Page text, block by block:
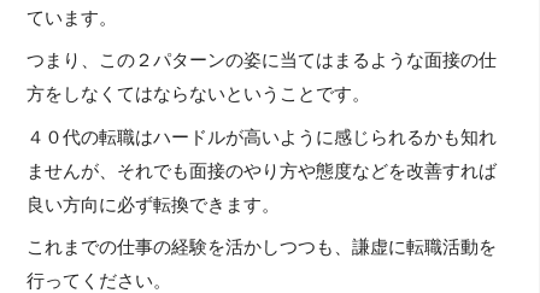
ています。
つまり、この２パターンの姿に当てはまるような面接の仕
方をしなくてはならないということです。
４０代の転職はハードルが高いように感じられるかも知れ
ませんが、それでも面接のやり方や態度などを改善すれば
良い方向に必ず転換できます。
これまでの仕事の経験を活かしつつも、謙虚に転職活動を
行ってください。